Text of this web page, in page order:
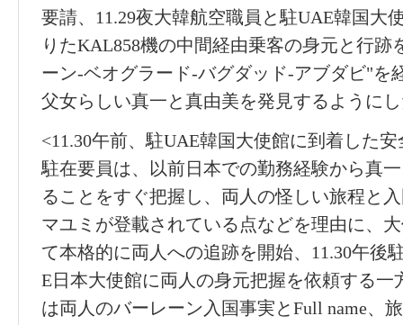
要請、11.29夜大韓航空職員と駐UAE韓国大
りたKAL858機の中間経由乗客の身元と行跡
ーン-ベオグラード-バグダッド-アブダビ"を
父女らしい真一と真由美を発見するように
<11.30午前、駐UAE韓国大使館に到着した
駐在要員は、以前日本での勤務経験から真
ることをすぐ把握し、両人の怪しい旅程と
マユミが登載されている点などを理由に、
て本格的に両人への追跡を開始、11.30午後
E日本大使館に両人の身元把握を依頼する
は両人のバーレーン入国事実とFull name、